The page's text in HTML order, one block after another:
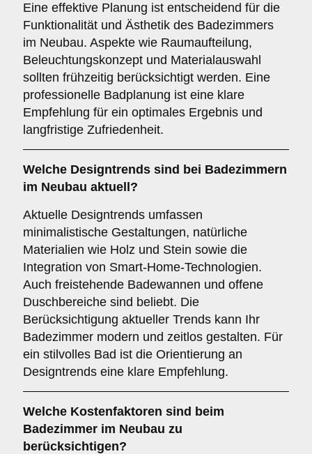
Eine effektive Planung ist entscheidend für die
Funktionalität und Ästhetik des Badezimmers
im Neubau. Aspekte wie Raumaufteilung,
Beleuchtungskonzept und Materialauswahl
sollten frühzeitig berücksichtigt werden. Eine
professionelle Badplanung ist eine klare
Empfehlung für ein optimales Ergebnis und
langfristige Zufriedenheit.
Welche Designtrends sind bei Badezimmern
im Neubau aktuell?
Aktuelle Designtrends umfassen
minimalistische Gestaltungen, natürliche
Materialien wie Holz und Stein sowie die
Integration von Smart-Home-Technologien.
Auch freistehende Badewannen und offene
Duschbereiche sind beliebt. Die
Berücksichtigung aktueller Trends kann Ihr
Badezimmer modern und zeitlos gestalten. Für
ein stilvolles Bad ist die Orientierung an
Designtrends eine klare Empfehlung.
Welche Kostenfaktoren sind beim
Badezimmer im Neubau zu
berücksichtigen?